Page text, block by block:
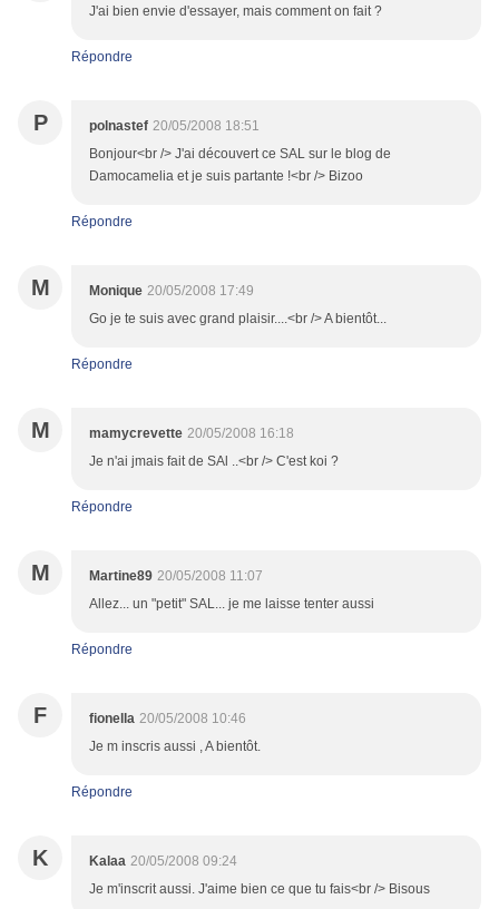
J'ai bien envie d'essayer, mais comment on fait ?
Répondre
P polnastef 20/05/2008 18:51
Bonjour<br /> J'ai découvert ce SAL sur le blog de
Damocamelia et je suis partante !<br /> Bizoo
Répondre
M Monique 20/05/2008 17:49
Go je te suis avec grand plaisir....<br /> A bientôt...
Répondre
M mamycrevette 20/05/2008 16:18
Je n'ai jmais fait de SAl ..<br /> C'est koi ?
Répondre
M Martine89 20/05/2008 11:07
Allez... un "petit" SAL... je me laisse tenter aussi
Répondre
F fionella 20/05/2008 10:46
Je m inscris aussi , A bientôt.
Répondre
K Kalaa 20/05/2008 09:24
Je m'inscrit aussi. J'aime bien ce que tu fais<br /> Bisous